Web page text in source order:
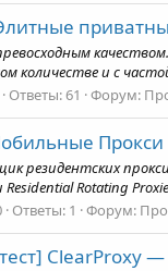
количестве и с
Ответы: 61 Форум:
резидентских
Residential Rotating
Ответы: 1 Форум:
ClearProxy